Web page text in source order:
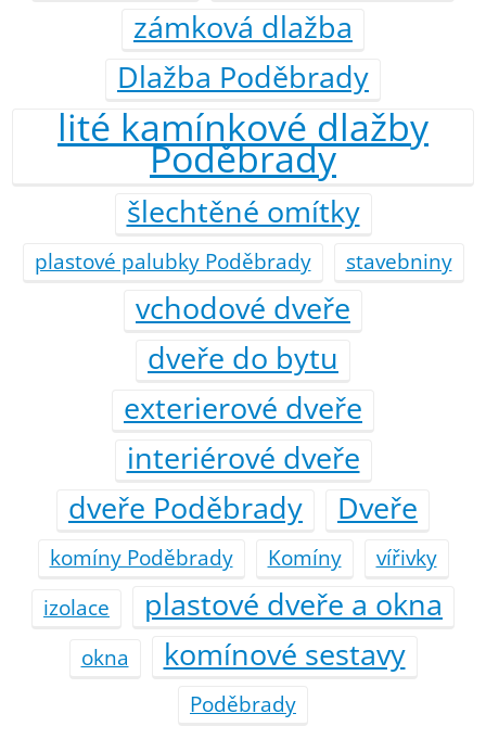
zámková dlažba
Dlažba Poděbrady
lité kamínkové dlažby
Poděbrady
šlechtěné omítky
plastové palubky Poděbrady stavebniny
vchodové dveře
dveře do bytu
exterierové dveře
interiérové dveře
dveře Poděbrady
Dveře
komíny Poděbrady Komíny
vířivky
izolace
plastové dveře a okna
okna komínové sestavy
Poděbrady